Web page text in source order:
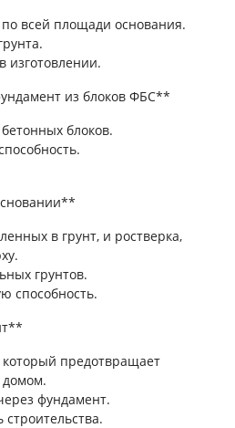
всей площади основания.
изготовлении.
из блоков ФБС**
блоков.
в грунт, и ростверка,
грунтов.
способность.
предотвращает
домом.
фундамент.